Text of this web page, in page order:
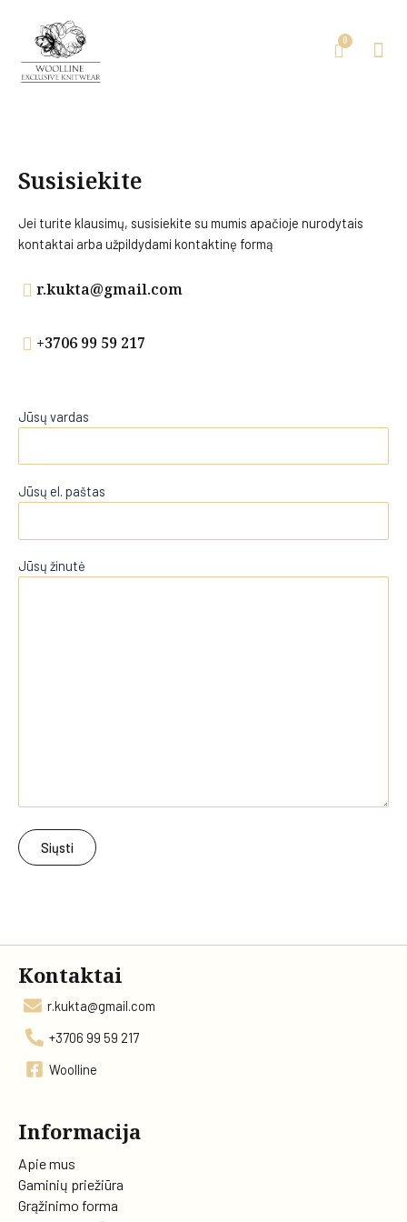
Susisiekite
Jei turite klausimų, susisiekite su mumis apačioje nurodytais
kontaktai arba užpildydami kontaktinę formą
r.kukta@gmail.com
+3706 99 59 217
Jūsų vardas
Jūsų el. paštas
Jūsų žinutė
Kontaktai
r.kukta@gmail.com
+3706 99 59 217
Woolline
Informacija
Apie mus
Gaminių priežiūra
Grąžinimo forma